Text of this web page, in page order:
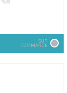
SUR
COMMANDE